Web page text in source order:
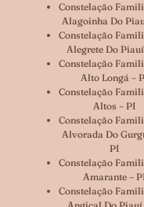
Constelação
Alagoinha Do
Constelação
Alegrete Do
Constelação
Alto Longá –
Constelação
Altos – PI
Constelação
Alvorada Do
PI
Constelação
Amarante –
Constelação